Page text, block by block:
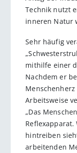
Technik nutzt
inneren Natur
Sehr häufig
mithilfe einer
Nachdem er
Arbeitsweise
„Das
hintreiben
arbeitenden